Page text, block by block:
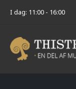
I dag: 11:00 - 16:00